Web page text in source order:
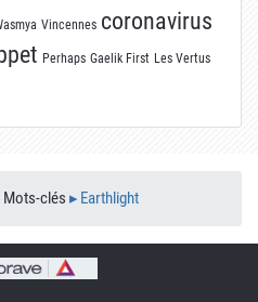
Vincennes coronavirus
Perhaps Gaelik First Les Vertus
Mots-clés ▸ Earthlight